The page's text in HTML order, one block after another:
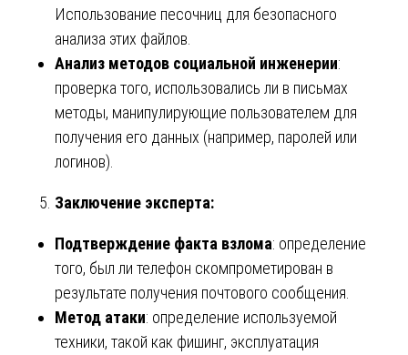
Использование песочниц для безопасного
анализа этих файлов.
Анализ методов социальной инженерии:
проверка того, использовались ли в письмах
методы, манипулирующие пользователем для
получения его данных (например, паролей или
логинов).
Заключение эксперта:
Подтверждение факта взлома: определение
того, был ли телефон скомпрометирован в
результате получения почтового сообщения.
Метод атаки: определение используемой
техники, такой как фишинг, эксплуатация